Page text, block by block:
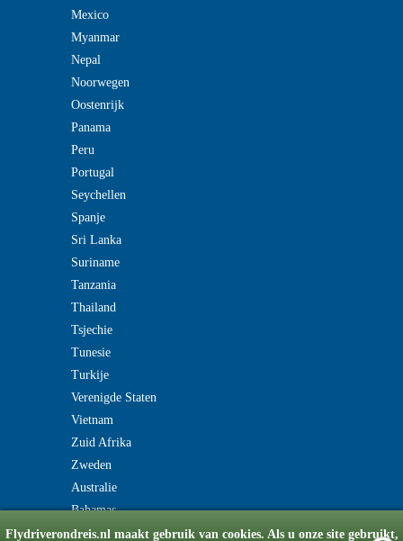
Flydriverondreis.nl maakt gebruik van cookies. Als u onze site gebruikt,
Mexico
Myanmar
Nepal
Noorwegen
Oostenrijk
Panama
Peru
Portugal
Seychellen
Spanje
Sri Lanka
Suriname
Tanzania
Thailand
Tsjechie
Tunesie
Turkije
Verenigde Staten
Vietnam
Zuid Afrika
Zweden
Australie
Bahamas